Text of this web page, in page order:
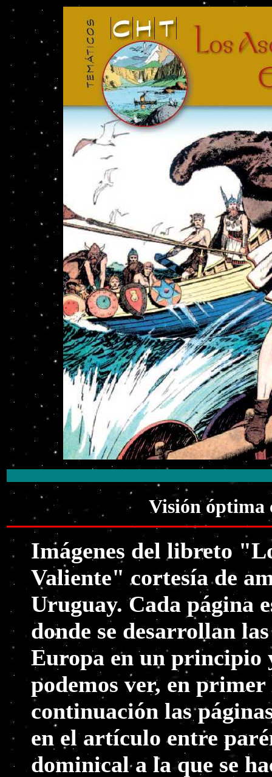
Visión óptima
Imágenes del libreto
Valiente" cortesía de
Uruguay. Cada página
donde se desarrollan
Europa en un principio
podemos ver, en
continuación las
en el artículo entre
dominical a la que se